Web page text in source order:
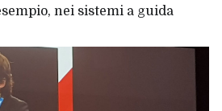
nei sistemi a guida